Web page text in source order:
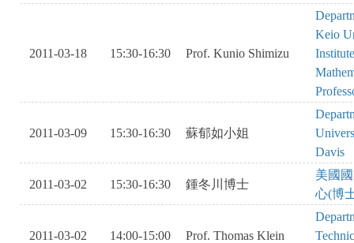
2011-03-18 15:30-16:30 Prof. Kunio Shimizu
Keio
2011-03-09 15:30-16:30 蘇郁如小姐
Davis
2011-03-02 15:30-16:30 鍾冬川博士
美國
心(博
2011-03-02 14:00-15:00 Prof. Thomas Klein